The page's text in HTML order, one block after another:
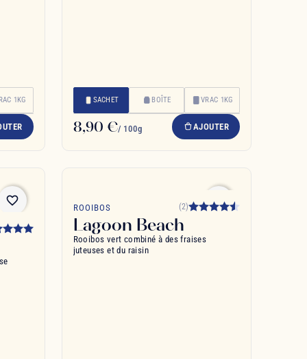
1KG SACHET BOÎTE VRAC 1KG
8,90 €/ 100g AJOUTER
favorite_border favorite_border
ROOIBOS (2)
Lagoon Beach
Rooibos vert combiné à des fraises
juteuses et du raisin